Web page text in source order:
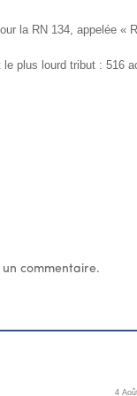
la RN 134, appelée «
plus lourd tribut : 516
commentaire.
4